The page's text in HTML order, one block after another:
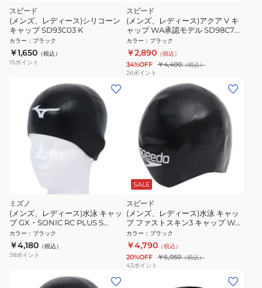
スピード
(メンズ、レディース)シリコーン
キャップ SD93C03 K
カラー ： ブラック
￥1,650 （税込）
15ポイント
スピード
(メンズ、レディース)アクア V キ
ャップ WA承認モデル SD98C70
K
カラー ： ブラック
￥2,890 （税込）
34%OFF ￥4,400（税込）
26ポイント
ミズノ
(メンズ、レディース)水泳 キャッ
プ GX・SONIC RC PLUS S
N2JWA50109
カラー ： ブラック
￥4,180 （税込）
38ポイント
SALE
スピード
(メンズ、レディース)水泳 キャッ
プ ファストスキン3 キャップ WA
承認 SE11922 KW
カラー ： ブラック
￥4,790 （税込）
20%OFF ￥6,050（税込）
43ポイント